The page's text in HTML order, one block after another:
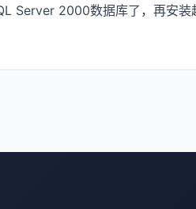
Server 2000数据库了，再安装